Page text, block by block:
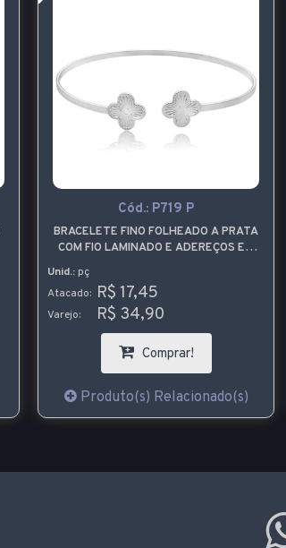
Cód.: P719 P
BRACELETE FINO FOLHEADO A PRATA
COM FIO LAMINADO E ADEREÇOS EM
Unid.: pç
Atacado: R$ 17,45
Varejo: R$ 34,90
Comprar!
Produto(s) Relacionado(s)